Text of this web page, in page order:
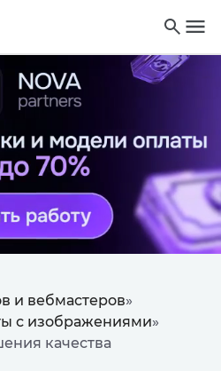
и вебмастеров»
с изображениями»
качества